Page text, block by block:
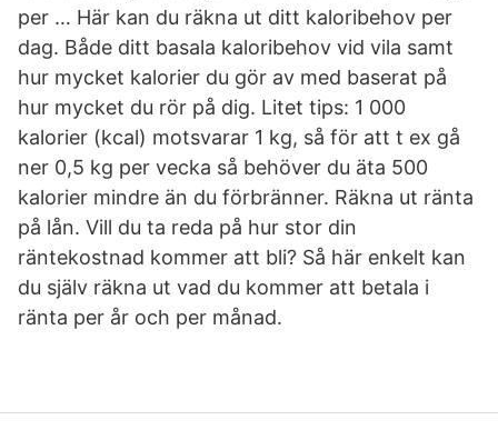
per … Här kan du räkna ut ditt kaloribehov per
dag. Både ditt basala kaloribehov vid vila samt
hur mycket kalorier du gör av med baserat på
hur mycket du rör på dig. Litet tips: 1 000
kalorier (kcal) motsvarar 1 kg, så för att t ex gå
ner 0,5 kg per vecka så behöver du äta 500
kalorier mindre än du förbränner. Räkna ut ränta
på lån. Vill du ta reda på hur stor din
räntekostnad kommer att bli? Så här enkelt kan
du själv räkna ut vad du kommer att betala i
ränta per år och per månad.